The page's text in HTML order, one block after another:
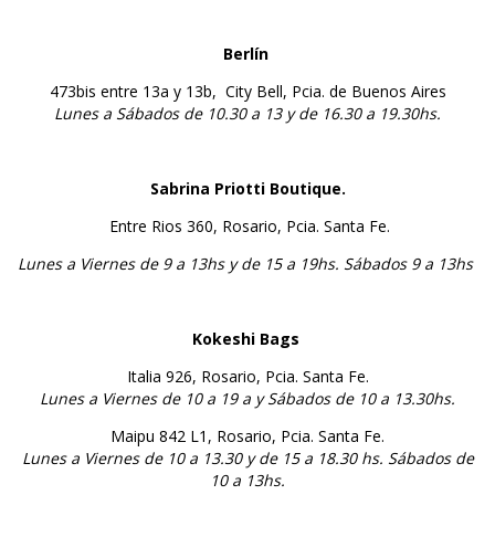
Berlín
473bis entre 13a y 13b, City Bell, Pcia. de Buenos Aires
Lunes a Sábados de 10.30 a 13 y de 16.30 a 19.30hs.
Sabrina Priotti Boutique.
Entre Rios 360, Rosario, Pcia. Santa Fe.
Lunes a Viernes de 9 a 13hs y de 15 a 19hs. Sábados 9 a 13hs
Kokeshi Bags
Italia 926, Rosario, Pcia. Santa Fe.
Lunes a Viernes de 10 a 19 a y Sábados de 10 a 13.30hs.
Maipu 842 L1, Rosario, Pcia. Santa Fe.
Lunes a Viernes de 10 a 13.30 y de 15 a 18.30 hs. Sábados de
10 a 13hs.